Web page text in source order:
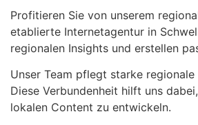
Profitieren Sie von unserem
etablierte Internetagentur in
regionalen Insights und erstellen
Unser Team pflegt starke
Diese Verbundenheit hilft uns
lokalen Content zu entwickeln.